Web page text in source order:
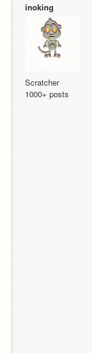
inoking
Scratcher
1000+ posts